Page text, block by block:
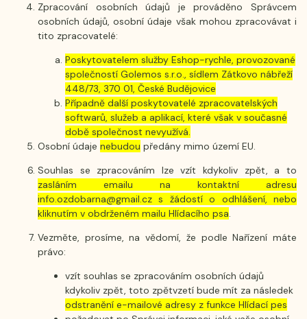
Zpracování osobních údajů je prováděno Správcem
osobních údajů, osobní údaje však mohou zpracovávat i
tito zpracovatelé:
Poskytovatelem služby Eshop-rychle, provozované
společností Golemos s.r.o., sídlem Zátkovo nábřeží
448/73, 370 01, České Budějovice
Případně další poskytovatelé zpracovatelských
softwarů, služeb a aplikací, které však v současné
době společnost nevyužívá.
Osobní údaje nebudou předány mimo území EU.
Souhlas se zpracováním lze vzít kdykoliv zpět, a to
zasláním emailu na kontaktní adresu
info.ozdobarna@gmail.cz s žádostí o odhlášení, nebo
kliknutím v obdrženém mailu Hlídacího psa.
Vezměte, prosíme, na vědomí, že podle Nařízení máte
právo:
vzít souhlas se zpracováním osobních údajů
kdykoliv zpět, toto zpětvzetí bude mít za následek
odstranění e-mailové adresy z funkce Hlídací pes